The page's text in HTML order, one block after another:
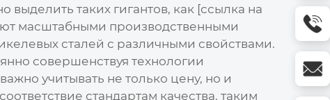
таких гигантов, как [ссылка на
масштабными производственными
сталей с различными свойствами.
совершенствуя технологии
учитывать не только цену, но и
стандартам качества, таким